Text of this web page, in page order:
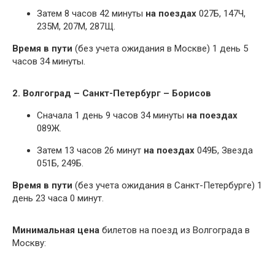
Затем 8 часов 42 минуты на поездах 027Б, 147Ч,
235М, 207М, 287Щ.
Время в пути (без учета ожидания в Москве) 1 день 5
часов 34 минуты.
2. Волгоград – Санкт-Петербург – Борисов
Сначала 1 день 9 часов 34 минуты на поездах
089Ж.
Затем 13 часов 26 минут на поездах 049Б, Звезда
051Б, 249Б.
Время в пути (без учета ожидания в Санкт-Петербурге) 1
день 23 часа 0 минут.
Минимальная цена билетов на поезд из Волгограда в
Москву: